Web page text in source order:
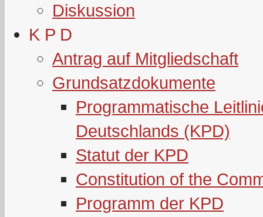
Diskussion
K P D
Antrag auf Mitgliedschaft
Grundsatzdokumente
Programmatische
Deutschlands (KPD)
Statut der KPD
Constitution of the
Programm der KPD